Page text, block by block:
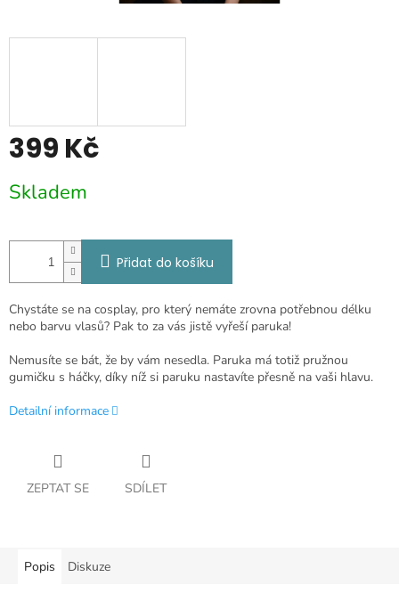
399 Kč
cena:
Skladem
Přidat do košíku
Chystáte se na cosplay, pro který nemáte zrovna potřebnou délku
nebo barvu vlasů? Pak to za vás jistě vyřeší paruka!
Nemusíte se bát, že by vám nesedla. Paruka má totiž pružnou
gumičku s háčky, díky níž si paruku nastavíte přesně na vaši hlavu.
Detailní informace
ZEPTAT SE SDÍLET
Popis Diskuze